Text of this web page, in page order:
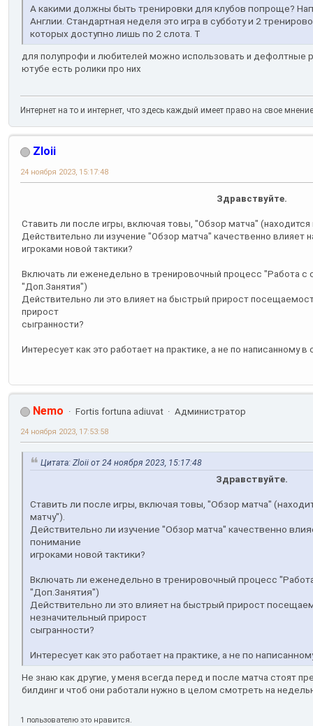
А какими должны быть тренировки для клубов попроще?
Англии. Стандартная неделя это игра в субботу и 2
которых доступно лишь по 2 слота. Т
для полупрофи и любителей можно использовать и дефолтные
ютубе есть ролики про них
Интернет на то и интернет, что здесь каждый имеет право на свое
Zloii
24 ноября 2023, 15:17:48
Здравствуйте.
Ставить ли после игры, включая товы, "Обзор матча"
Действительно ли изучение "Обзор матча" качественно влияет
игроками новой тактики?
Включать ли еженедельно в тренировочный процесс "Работа с
"Доп.Занятия")
Действительно ли это влияет на быстрый прирост
прирост
сыгранности?
Интересует как это работает на практике, а не по написанному в
Nemo Fortis fortuna adiuvat Администратор
24 ноября 2023, 17:53:58
Цитата: Zloii от 24 ноября 2023, 15:17:48
Здравствуйте.
Ставить ли после игры, включая товы, "Обзор матча"
матчу").
Действительно ли изучение "Обзор матча" качественно
понимание
игроками новой тактики?
Включать ли еженедельно в тренировочный процесс
"Доп.Занятия")
Действительно ли это влияет на быстрый прирост
незначительный прирост
сыгранности?
Интересует как это работает на практике, а не по
Не знаю как другие, у меня всегда перед и после матча стоят
билдинг и чтоб они работали нужно в целом смотреть на
1 пользователю это нравится.